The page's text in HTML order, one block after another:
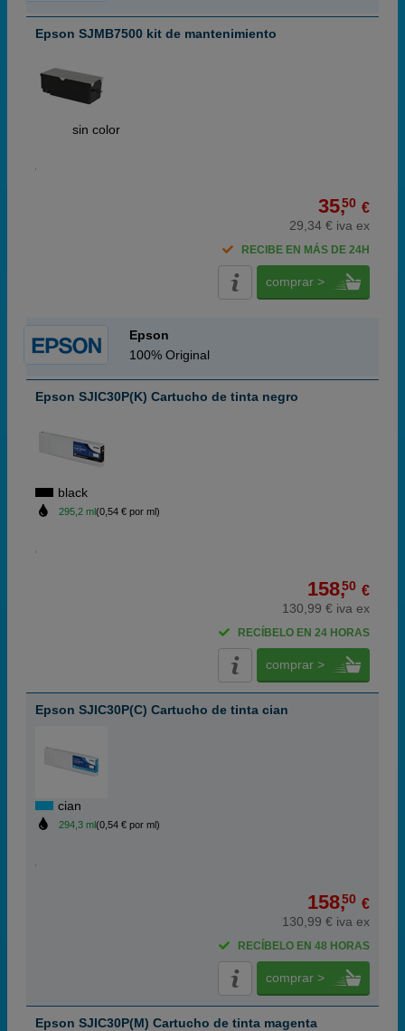
Epson SJMB7500 kit de mantenimiento
sin color
35,50 €
29,34 € iva ex
RECIBE EN MÁS DE 24H
comprar >
Epson
100% Original
Epson SJIC30P(K) Cartucho de tinta negro
black
295,2 ml(0,54 € por ml)
158,50 €
130,99 € iva ex
RECÍBELO EN 24 HORAS
comprar >
Epson SJIC30P(C) Cartucho de tinta cian
cian
294,3 ml(0,54 € por ml)
158,50 €
130,99 € iva ex
RECÍBELO EN 48 HORAS
comprar >
Epson SJIC30P(M) Cartucho de tinta magenta